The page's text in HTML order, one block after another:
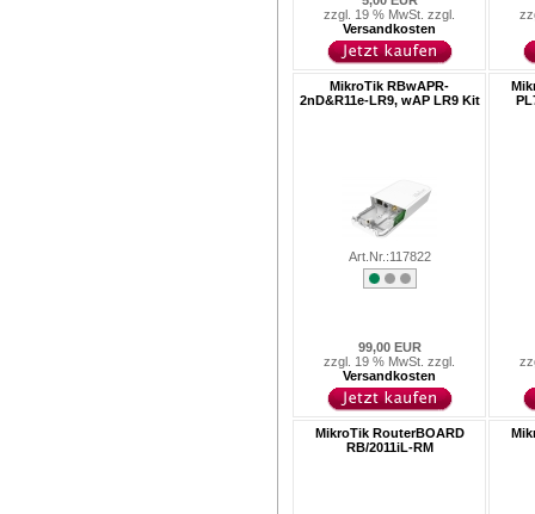
zzgl. 19 % MwSt. zzgl.
Versandkosten
MikroTik RBwAPR-
2nD&R11e-LR9, wAP LR9 Kit
Art.Nr.:117822
99,00 EUR
zzgl. 19 % MwSt. zzgl.
Versandkosten
MikroTik RouterBOARD
RB/2011iL-RM